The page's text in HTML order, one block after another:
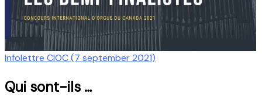
Infolettre CIOC (7 september 2021)
Qui sont-ils …